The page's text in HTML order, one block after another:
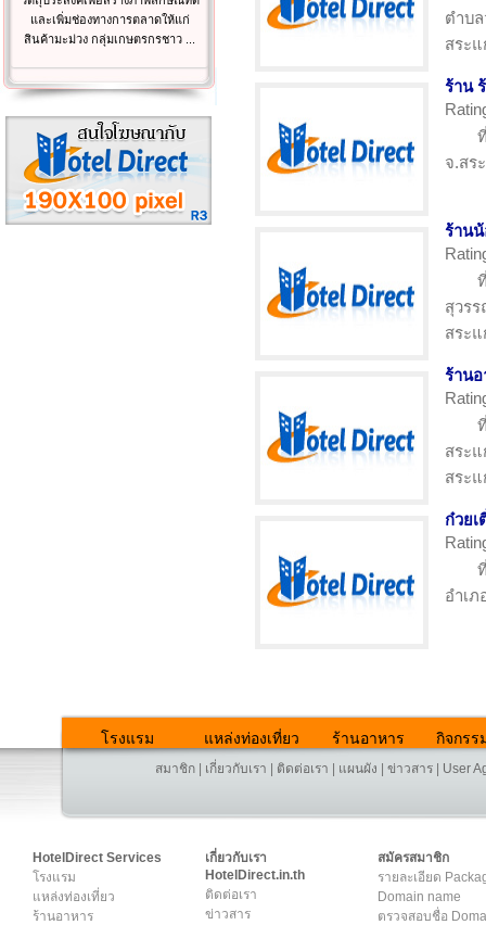
และเพิ่มช่องทางการตลาดให้แก่
สินค้ามะม่วง กลุ่มเกษตรกรชาว ...
ตำบ
สระแ
ร้าน
จ.สร
ร้าน
สุวร
สระ
ร้านอ
สระ
สระแ
ก๋วยเ
อำเภ
โรงแรม แหล่งท่องเที่ยว ร้านอาหาร กิจกรร
สมาชิก เกี่ยวกับเรา ติดต่อเรา แผนผัง ข่าวสาร User
HotelDirect Services
โรงแรม
แหล่งท่องเที่ยว
ร้านอาหาร
เกี่ยวกับเรา
HotelDirect.in.th
ติดต่อเรา
ข่าวสาร
สมัครสมาชิก
รายละเอียด
Domain name
ตรวจสอบชื่อ